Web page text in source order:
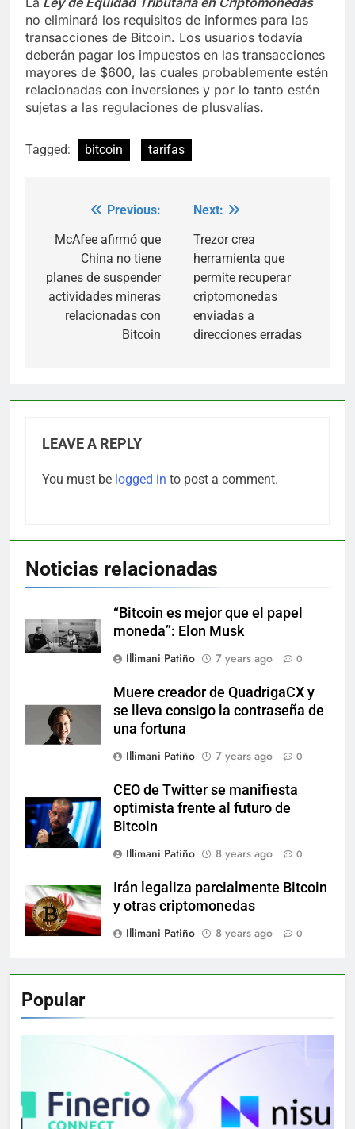
no eliminará los requisitos de informes para las
transacciones de Bitcoin. Los usuarios todavía
deberán pagar los impuestos en las transacciones
mayores de $600, las cuales probablemente estén
relacionadas con inversiones y por lo tanto estén
sujetas a las regulaciones de plusvalías.
Tagged: bitcoin tarifas
navigation
Previous:
McAfee afirmó que
China no tiene
planes de suspender
actividades mineras
relacionadas con
Bitcoin
Next:
Trezor crea
herramienta que
permite recuperar
criptomonedas
enviadas a
direcciones erradas
LEAVE A REPLY
You must be logged in to post a comment.
Noticias relacionadas
“Bitcoin es mejor que el papel
moneda”: Elon Musk
Illimani Patiño
7 years ago 0
Muere creador de QuadrigaCX y
se lleva consigo la contraseña de
una fortuna
Illimani Patiño
7 years ago 0
CEO de Twitter se manifiesta
optimista frente al futuro de
Bitcoin
Illimani Patiño
8 years ago 0
Irán legaliza parcialmente Bitcoin
y otras criptomonedas
Illimani Patiño
8 years ago 0
Popular